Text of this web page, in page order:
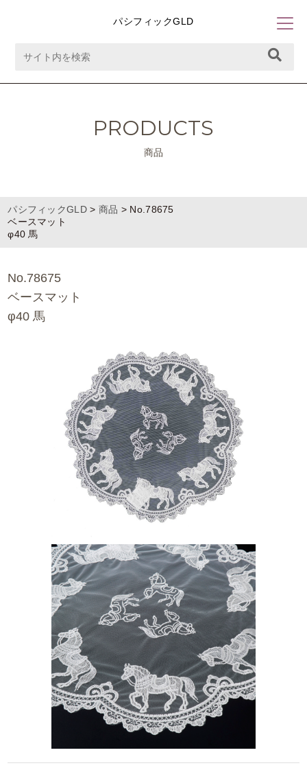
パシフィックGLD
PRODUCTS
商品
パシフィックGLD> 商品 > No.78675
ベースマット
φ40 馬
No.78675
ベースマット
φ40 馬